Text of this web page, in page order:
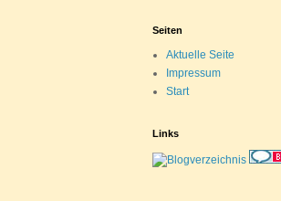
Seiten
Aktuelle Seite
Impressum
Start
Links